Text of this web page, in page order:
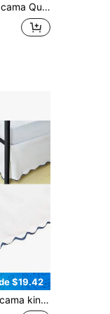
a máquina, resistente a la decoloración, falda de cama envolvente fácil de armar, estilo tradicional, adecuada para todo tipo de habitaciones.
$19.42
pulgadas volante antideslizante tela gruesa para mayor privacidad prelavada para un uso